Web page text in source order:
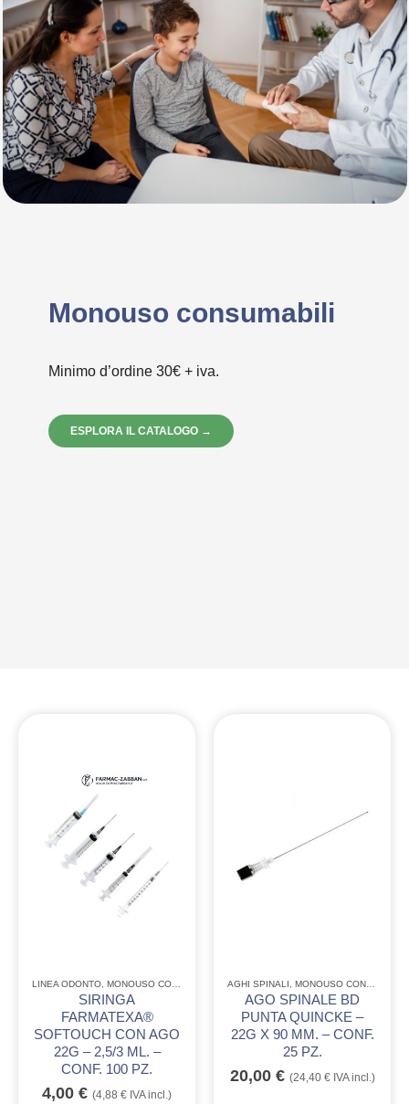
Monouso consumabili
Minimo d’ordine 30€ + iva.
ESPLORA IL CATALOGO →
LINEA ODONTO MONOUSO CONSUMABILE ,MONOUSO GENERICO ODONTO
SIRINGA
FARMATEXA®
SOFTOUCH CON AGO
22G – 2,5/3 ML. –
CONF. 100 PZ.
4,00 € (4,88 € IVA incl.)
AGHI SPINALI MONOUSO CONSUMABILE
AGO SPINALE BD
PUNTA QUINCKE –
22G X 90 MM. – CONF.
25 PZ.
20,00 € (24,40 €IVA incl.)